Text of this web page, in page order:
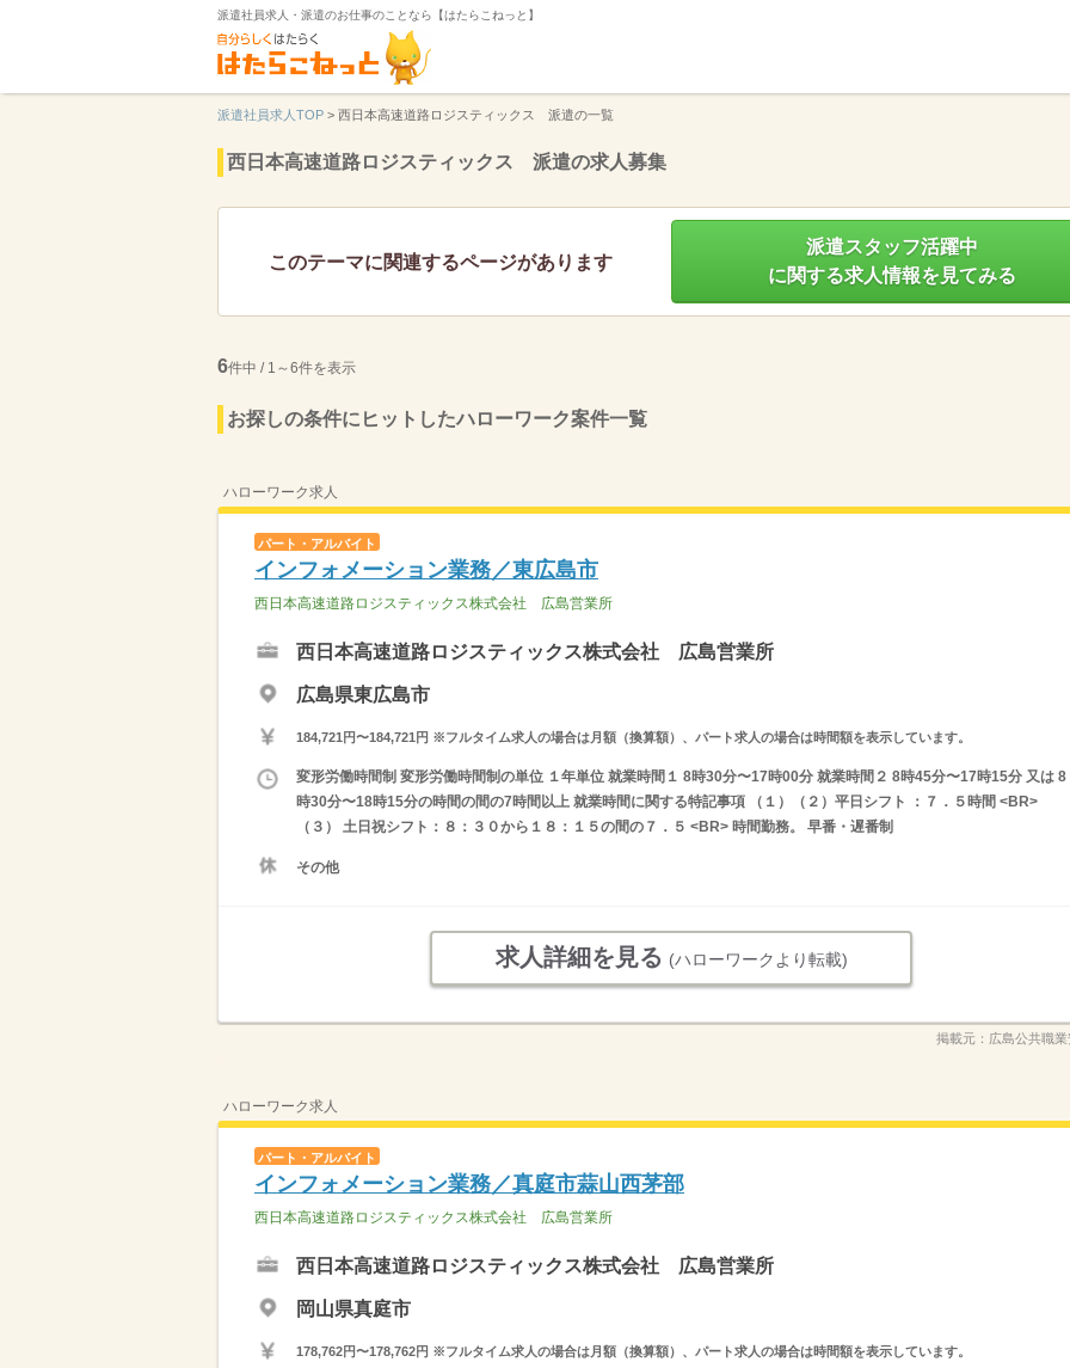
派遣社員求人・派遣のお仕事のことなら【はたらこねっと】
派遣社員求人TOP > 西日本高速道路ロジスティックス 派遣の一覧
西日本高速道路ロジスティックス 派遣の求人募集
このテーマに関連するページがあります
派遣スタッフ活躍中
に関する求人情報を見てみる
6件中 / 1～6件を表示
お探しの条件にヒットしたハローワーク案件一覧
ハローワーク求人
パート・アルバイト
インフォメーション業務／東広島市
西日本高速道路ロジスティックス株式会社 広島営業所
西日本高速道路ロジスティックス株式会社 広島営業所
広島県東広島市
184,721円〜184,721円 ※フルタイム求人の場合は月額（換算額）、パート求人の場合は時間額を表示しています。
変形労働時間制 変形労働時間制の単位 １年単位 就業時間１ 8時30分〜17時00分 就業時間２ 8時45分〜17時15分 又は 8
時30分〜18時15分の時間の間の7時間以上 就業時間に関する特記事項 （１）（２）平日シフト ：７．５時間 <BR>
（３） 土日祝シフト：８：３０から１８：１５の間の７．５ <BR> 時間勤務。 早番・遅番制
その他
求人詳細を見る (ハローワークより転載)
掲載元： 広島公共職
ハローワーク求人
パート・アルバイト
インフォメーション業務／真庭市蒜山西茅部
西日本高速道路ロジスティックス株式会社 広島営業所
西日本高速道路ロジスティックス株式会社 広島営業所
岡山県真庭市
178,762円〜178,762円 ※フルタイム求人の場合は月額（換算額）、パート求人の場合は時間額を表示しています。